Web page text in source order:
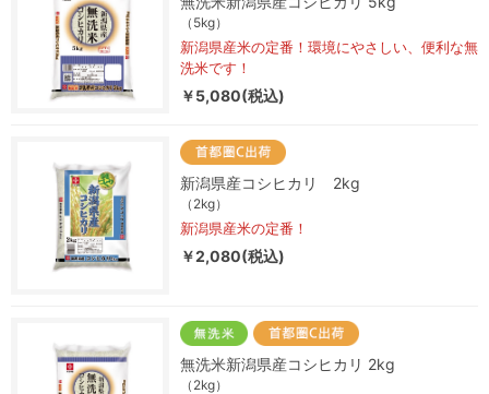
（5kg）
新潟県産米の定番！環境にやさしい、便利な無
洗米です！
￥5,080(税込)
新潟県産コシヒカリ 2kg
（2kg）
新潟県産米の定番！
￥2,080(税込)
無洗米新潟県産コシヒカリ 2kg
（2kg）